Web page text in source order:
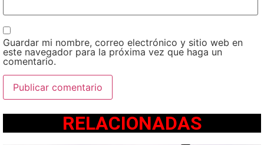
Guardar mi nombre, correo electrónico y sitio web en
este navegador para la próxima vez que haga un
comentario.
RELACIONADAS